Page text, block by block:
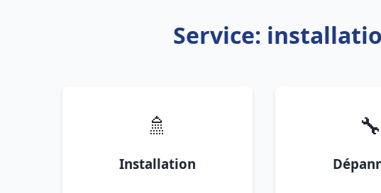
Service:
🚿
Installation
🔧